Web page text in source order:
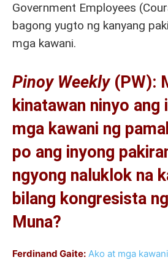
Government Employees
bagong yugto ng kanyang
mga kawani.
Pinoy Weekly(PW):
kinatawan ninyo ang
mga kawani ng
po ang inyong
ngyong naluklok na
bilang kongresista
Muna?
Ferdinand Gaite: Ako at mga